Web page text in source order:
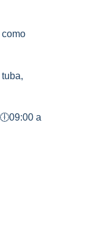
09:00 a